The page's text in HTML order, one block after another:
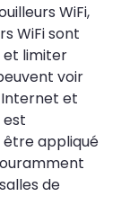
WiFi,
WiFi sont
et limiter
voir
et
est
appliqué
de